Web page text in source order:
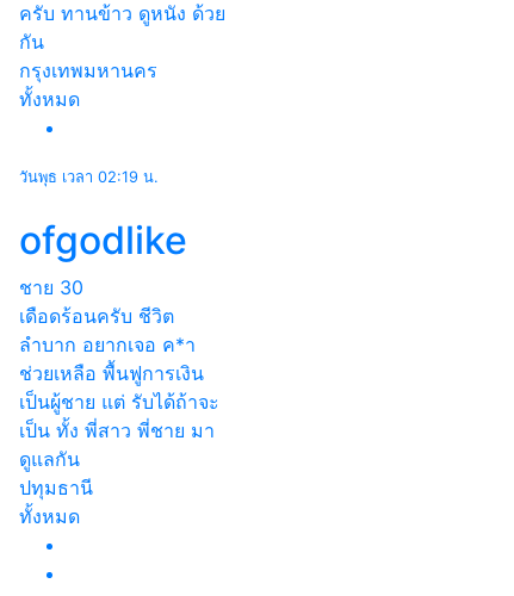
ครับ ทานข้าว ดูหนัง ด้วย
กัน
กรุงเทพมหานคร
ทั้งหมด
วันพุธ เวลา 02:19 น.
ofgodlike
ชาย 30
เดือดร้อนครับ ชีวิต
ลำบาก อยากเจอ ค*า
ช่วยเหลือ พื้นฟูการเงิน
เป็นผู้ชาย แต่ รับได้ถ้าจะ
เป็น ทั้ง พี่สาว พี่ชาย มา
ดูแลกัน
ปทุมธานี
ทั้งหมด